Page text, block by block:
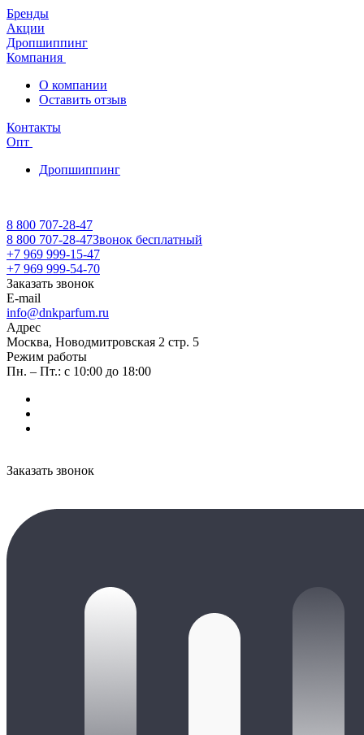
Бренды
Акции
Дропшиппинг
Компания
О компании
Оставить отзыв
Контакты
Опт
Дропшиппинг
8 800 707-28-47
8 800 707-28-47Звонок бесплатный
+7 969 999-15-47
+7 969 999-54-70
Заказать звонок
E-mail
info@dnkparfum.ru
Адрес
Москва, Новодмитровская 2 стр. 5
Режим работы
Пн. – Пт.: с 10:00 до 18:00
Заказать звонок